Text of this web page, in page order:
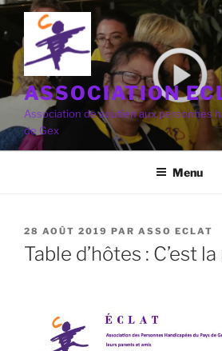
Aller
au
contenu
principal
ASSOCIATION
Association de soutien aux personnes
de Gex
Menu
PUBLIÉ
LE
28 AOÛT 2019 PAR ASSO ECLAT
Table d’hôtes : C’est